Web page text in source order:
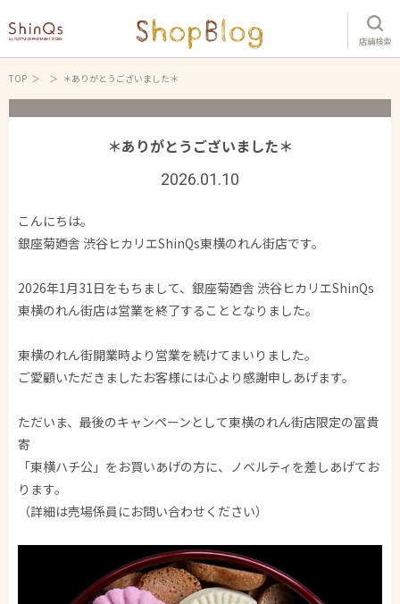
店舗検索
TOP ＊ありがとうございました＊
＊ありがとうございました＊
2026.01.10
こんにちは。
銀座菊廼舎 渋谷ヒカリエShinQs東横のれん街店です。
2026年1月31日をもちまして、銀座菊廼舎 渋谷ヒカリエShinQs
東横のれん街店は営業を終了することとなりました。
東横のれん街開業時より営業を続けてまいりました。
ご愛顧いただきましたお客様には心より感謝申しあげます。
ただいま、最後のキャンペーンとして東横のれん街店限定の冨貴
寄
「東横ハチ公」をお買いあげの方に、ノベルティを差しあげてお
ります。
（詳細は売場係員にお問い合わせください）